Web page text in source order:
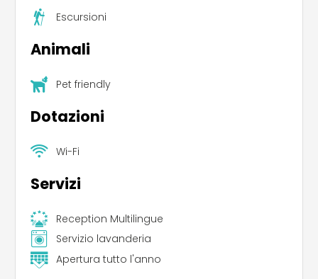
Escursioni
Animali
Pet friendly
Dotazioni
Wi-Fi
Servizi
Reception Multilingue
Servizio lavanderia
Apertura tutto l'anno